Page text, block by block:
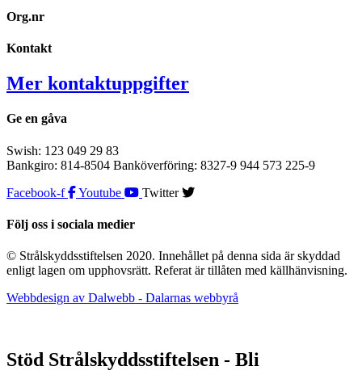
Org.nr
Kontakt
Mer kontaktuppgifter
Ge en gåva
Swish: 123 049 29 83
Bankgiro: 814-8504 Banköverföring: 8327-9 944 573 225-9
Facebook-f
Youtube Twitter
Följ oss i sociala medier
© Strålskyddsstiftelsen 2020. Innehållet på denna sida är skyddad
enligt lagen om upphovsrätt. Referat är tillåten med källhänvisning.
Webbdesign av Dalwebb - Dalarnas webbyrå
Stöd Strålskyddsstiftelsen - Bli